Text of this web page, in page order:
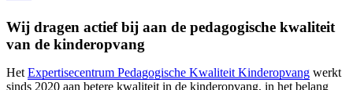
Wij dragen actief bij aan de pedagogische kwaliteit
van de kinderopvang
Het Expertisecentrum Pedagogische Kwaliteit Kinderopvang werkt
sinds 2020 aan betere kwaliteit in de kinderopvang, in het belang